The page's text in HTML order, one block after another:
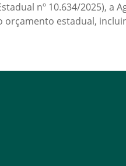
nº 10.634/2025), a
estadual,